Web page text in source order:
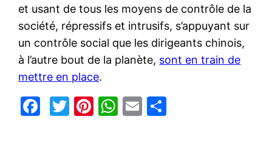
et usant de tous les moyens de contrôle de la
société, répressifs et intrusifs, s’appuyant sur
un contrôle social que les dirigeants chinois,
à l’autre bout de la planète, sont en train de
mettre en place.
Facebook
Twitter
Pinterest
WhatsApp
Email